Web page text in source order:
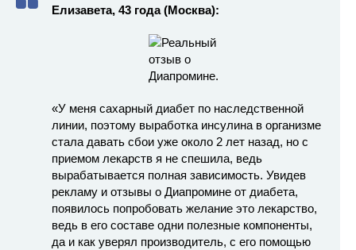
Елизавета, 43 года (Москва):
«У меня сахарный диабет по наследственной
линии, поэтому выработка инсулина в организме
стала давать сбои уже около 2 лет назад, но с
приемом лекарств я не спешила, ведь
вырабатывается полная зависимость. Увидев
рекламу и отзывы о Диапромине от диабета,
появилось попробовать желание это лекарство,
ведь в его составе одни полезные компоненты,
да и как уверял производитель, с его помощью